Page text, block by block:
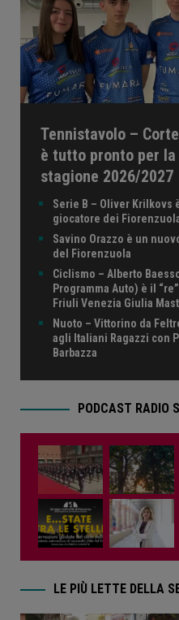
Tennistavolo –
è tutto pronto per la
stagione 2026/2027
Serie B – Oliver Krilkovs
giocatore dei
Savino Orazzo è un
del Fiorenzuola
Ciclismo – Alberto
Programma Auto) è il
Friuli Venezia Giulia
Nuoto – Vittorino da
agli Italiani Ragazzi con
Barbazza
PODCAST RADIO
LE PIÙ LETTE DELLA